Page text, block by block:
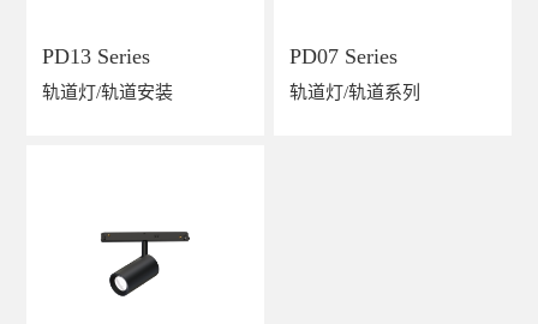
PD13 Series
轨道灯/轨道安装
PD07 Series
轨道灯/轨道系列